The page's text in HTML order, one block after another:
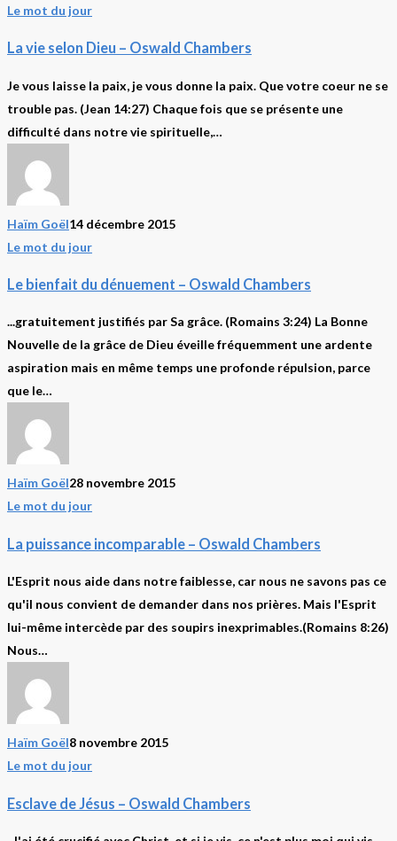
La
selon
Dieu
Oswald
Chambers
Le mot du jour
La vie selon Dieu – Oswald Chambers
Je vous laisse la paix, je vous donne la paix. Que votre coeur ne se
trouble pas. (Jean 14:27) Chaque fois que se présente une
difficulté dans notre vie spirituelle,…
Haïm Goël14 décembre 2015
Le
du
dénuement
–
Oswald
Chambers
Le mot du jour
Le bienfait du dénuement – Oswald Chambers
...gratuitement justifiés par Sa grâce. (Romains 3:24) La Bonne
Nouvelle de la grâce de Dieu éveille fréquemment une ardente
aspiration mais en même temps une profonde répulsion, parce
que le…
Haïm Goël28 novembre 2015
La
incomparable
–
Oswald
Chambers
Le mot du jour
La puissance incomparable – Oswald Chambers
L'Esprit nous aide dans notre faiblesse, car nous ne savons pas ce
qu'il nous convient de demander dans nos prières. Mais l'Esprit
lui-même intercède par des soupirs inexprimables.(Romains 8:26)
Nous…
Haïm Goël8 novembre 2015
Esclave
Jésus
Le mot du jour
Esclave de Jésus – Oswald Chambers